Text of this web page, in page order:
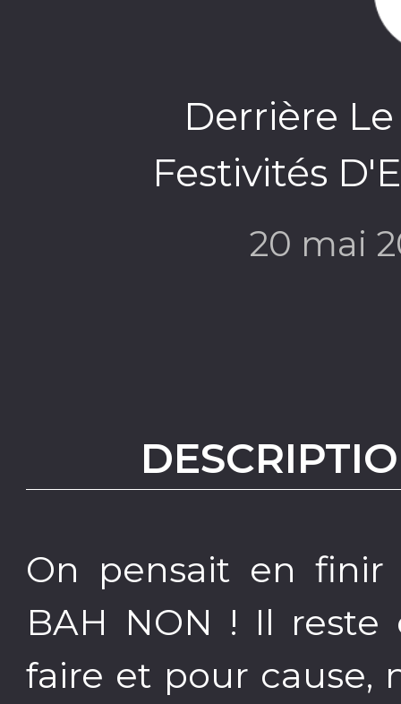
Derrière
Festivités
20 mai
On pensait en finir
BAH NON ! Il
faire et pour cause,